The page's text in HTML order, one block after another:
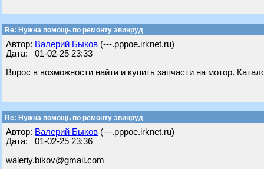
Re: Нужна помощь по ремонту эвинруд
Автор: Валерий Быков (---.pppoe.irknet.ru)
Дата: 01-02-25 23:33
Впрос в возможности найти и купить запчасти на мотор.
Re: Нужна помощь по ремонту эвинруд
Автор: Валерий Быков (---.pppoe.irknet.ru)
Дата: 01-02-25 23:36
waleriy.bikov@gmail.com